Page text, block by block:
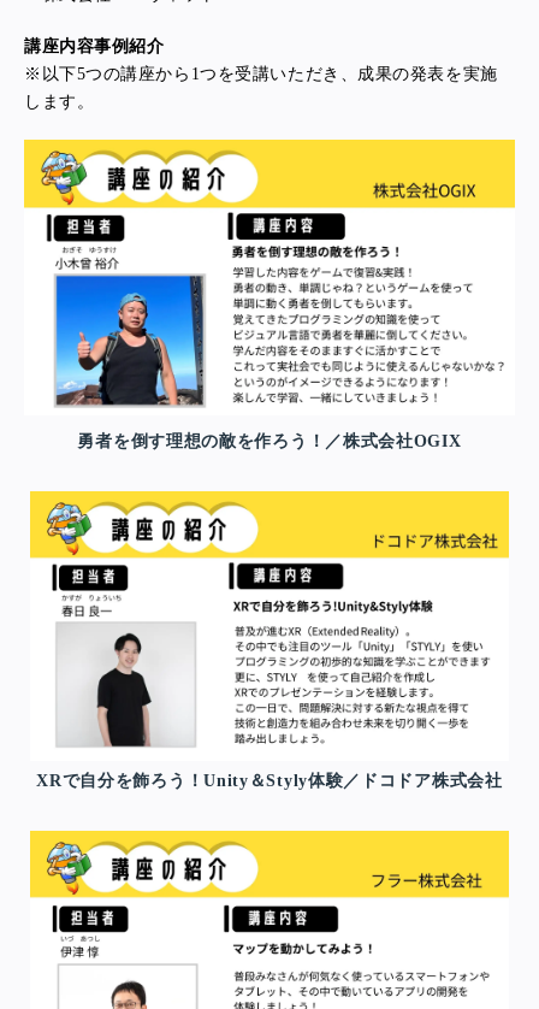
講座内容事例紹介
※以下5つの講座から1つを受講いただき、成果の発表を実施
します。
勇者を倒す理想の敵を作ろう！／株式会社OGIX
XRで自分を飾ろう！Unity＆Styly体験／ドコドア株式会社